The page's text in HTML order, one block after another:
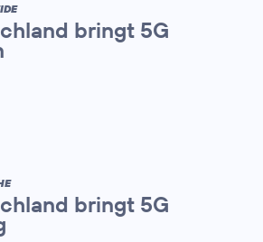
bringt 5G
bringt 5G